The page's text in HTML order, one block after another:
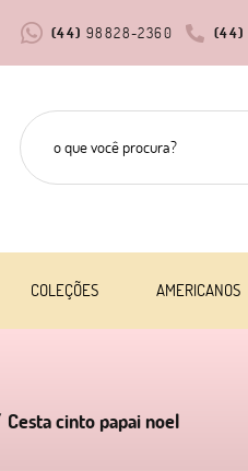
(44)
(44) 98828-2360
COLEÇÕES AMERICANOS
Cesta cinto papai noel